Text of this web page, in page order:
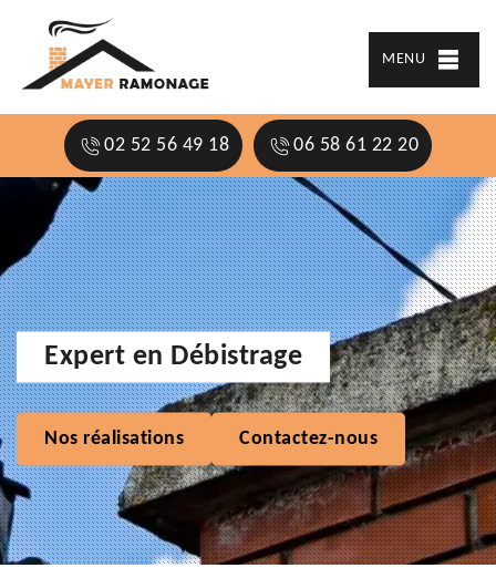
MENU
02 52 56 49 18 06 58 61 22 20
Expert en Débistrage
Nos réalisations Contactez-nous